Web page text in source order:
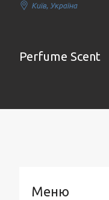
Київ, Україна
Perfume Scent